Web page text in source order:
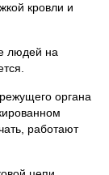
кровли и
людей на
органа
работают